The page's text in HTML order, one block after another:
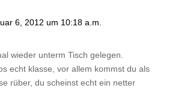
6, 2012 um 10:18 a.m.
wieder unterm Tisch gelegen.
echt klasse, vor allem kommst du als
rüber, du scheinst echt ein netter